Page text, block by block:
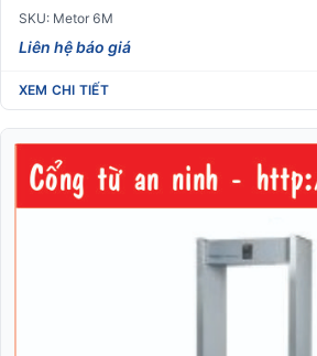
SKU: Metor 6M
Liên hệ báo giá
XEM CHI TIẾT